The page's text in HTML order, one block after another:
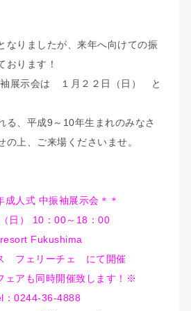
なりましたが、来年へ向けての振
おります！
展示会は １月２２日（日）
と
る、平成9～10年生まれのみなさ
の上、ご来場くださいませ。
成人式 中振袖展示会＊＊
日） 10：00～18：00
Fukushima
フェリーチェ にて開催
ェアも同時開催致します！※
：0244-36-4888